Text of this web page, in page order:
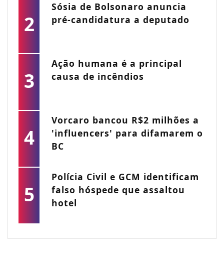
2
Sósia de Bolsonaro anuncia
pré-candidatura a deputado
3
Ação humana é a principal
causa de incêndios
4
Vorcaro bancou R$2 milhões a
'influencers' para difamarem o
BC
5
Polícia Civil e GCM identificam
falso hóspede que assaltou
hotel